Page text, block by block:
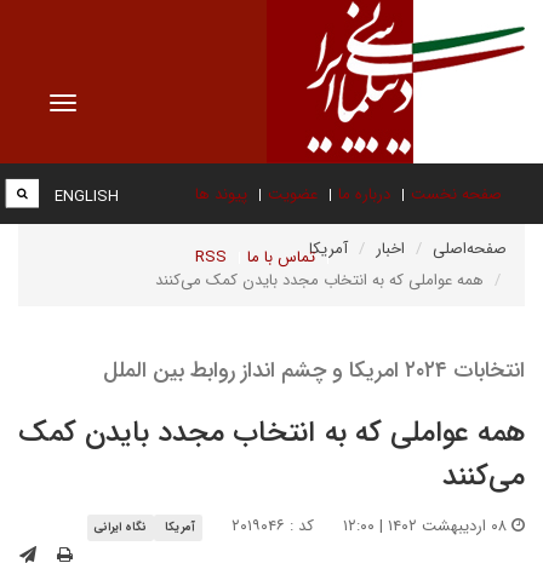
Toggle
صفحه نخست درباره ما عضویت پیوند ها
تماس با ما RSS
ENGLISH
صفحه‌اصلی اخبار
آمریکا
همه عواملی که به انتخاب مجدد بایدن کمک می‌کنند
انتخابات ۲۰۲۴ امریکا و چشم انداز روابط بین الملل
همه عواملی که به انتخاب مجدد بایدن کمک
می‌کنند
کد : ۲۰۱۹۰۴۶ آمریکا نگاه ایرانی